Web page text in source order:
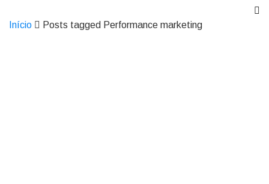
Início Posts tagged Performance marketing